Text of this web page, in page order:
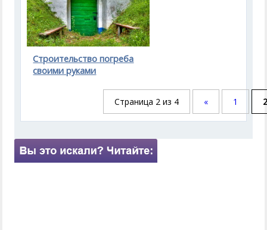
Строительство погреба
своими руками
Страница 2 из 4 « 1